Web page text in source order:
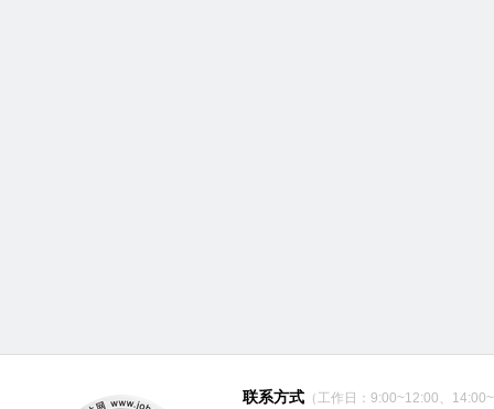
联系方式 （工作日：9:00~12:00、